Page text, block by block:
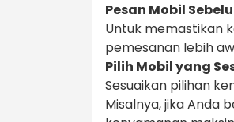
Pesan Mobil
Untuk memastikan
pemesanan lebih
Pilih Mobil yang
Sesuaikan pilihan
Misalnya, jika Anda